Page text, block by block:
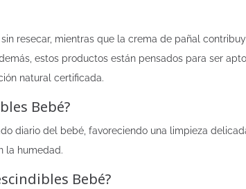
resecar, mientras que la crema de pañal
estos productos están pensados para ser
natural certificada.
Bebé?
diario del bebé, favoreciendo una limpieza
la humedad.
Bebé?